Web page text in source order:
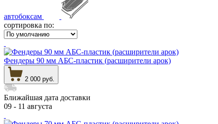
автобоксам
сортировка по:
Фендеры 90 мм АБС-пластик (расширители арок)
2 000 руб.
Ближайшая дата доставки
09 - 11 августа